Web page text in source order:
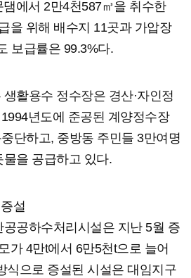
에서 2만4천587㎥을 취수한
을 위해 배수지 11곳과 가압장
보급률은 99.3%다.
활용수 정수장은 경산·자인정
년도에 준공된 계양정수장
단하고, 중방동 주민들 3만여명
을 공급하고 있다.
설
공하수처리시설은 지난 5월 증
가 4만t에서 6만5천t으로 늘어
식으로 증설된 시설은 대임지구